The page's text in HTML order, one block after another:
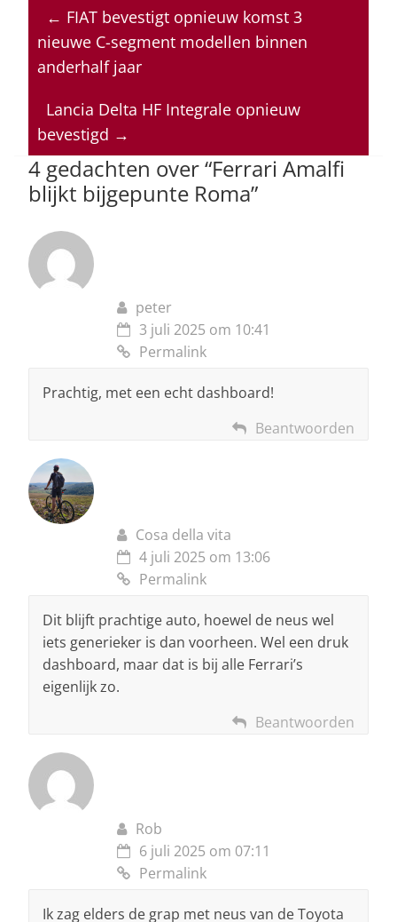
s
A
p
e
b
o
k
e a l
← FIAT bevestigt opnieuw komst 3
nieuwe C-segment modellen binnen
anderhalf jaar
Lancia Delta HF Integrale opnieuw
bevestigd →
4 gedachten over “Ferrari Amalfi
blijkt bijgepunte Roma”
peter
3 juli 2025 om 10:41
Permalink
Prachtig, met een echt dashboard!
Beantwoorden
Cosa della vita
4 juli 2025 om 13:06
Permalink
Dit blijft prachtige auto, hoewel de neus wel
iets generieker is dan voorheen. Wel een druk
dashboard, maar dat is bij alle Ferrari’s
eigenlijk zo.
Beantwoorden
Rob
6 juli 2025 om 07:11
Permalink
Ik zag elders de grap met neus van de Toyota